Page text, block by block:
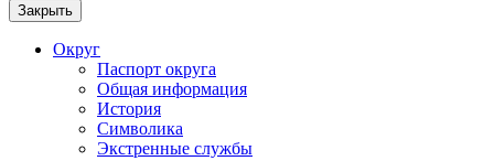
Закрыть
Округ
Паспорт округа
Общая информация
История
Символика
Экстренные службы